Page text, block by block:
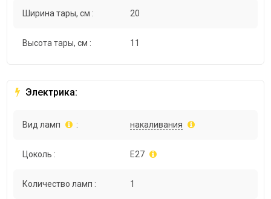
Ширина тары, см : 20
Высота тары, см : 11
Электрика:
Вид ламп : накаливания
Цоколь : E27
Количество ламп : 1